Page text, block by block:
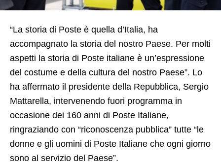
“La storia di Poste è quella d’Italia, ha
accompagnato la storia del nostro Paese. Per molti
aspetti la storia di Poste italiane è un’espressione
del costume e della cultura del nostro Paese”. Lo
ha affermato il presidente della Repubblica, Sergio
Mattarella, intervenendo fuori programma in
occasione dei 160 anni di Poste Italiane,
ringraziando con “riconoscenza pubblica” tutte “le
donne e gli uomini di Poste Italiane che ogni giorno
sono al servizio del Paese”.